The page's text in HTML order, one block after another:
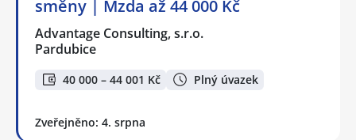
směny | Mzda až 44 000 Kč
Advantage Consulting, s.r.o.
Pardubice
40 000 – 44 001 Kč Plný úvazek
Zveřejněno: 4. srpna